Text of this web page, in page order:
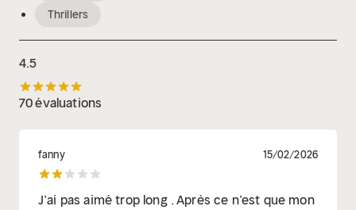
Thrillers
4.5
70 évaluations
fanny 15/02/2026
J’ai pas aimé trop long . Après ce n’est que mon